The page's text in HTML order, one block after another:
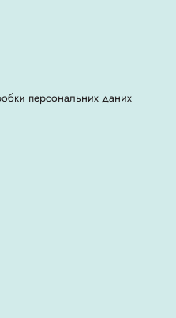
персональних даних